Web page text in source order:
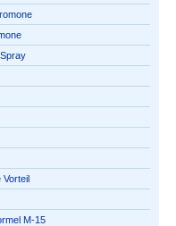
Vorteil
M-15